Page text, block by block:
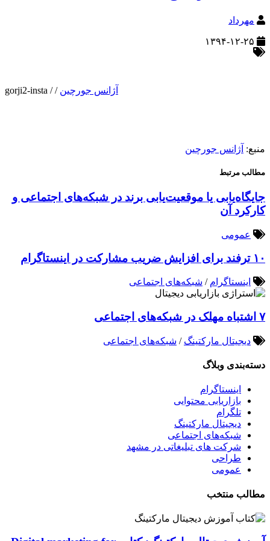
مهرداد
آژانس جورچین /
/
gorji2-insta
منبع: آژانس جورچین
مطالب مرتبط
جایگاه‌یابی یا موقعیت‌یابی برند در شبکه‌های اجتماعی و
کارکرد آن
عمومی
۱۰ ترفند برای افزایش ضریب مشارکت در اینستاگرام
اینستاگرام / شبکه‌های اجتماعی
۷ اشتباه مهلک در شبکه‌های اجتماعی
دیجیتال مارکتینگ / شبکه‌های اجتماعی
دسته‌بندی وبلاگ
اینستاگرام
بازاریابی محتوایی
تلگرام
دیجیتال مارکتینگ
شبکه‌های اجتماعی
شرکت های تبلیغاتی در مشهد
طراحی
عمومی
مطالب منتخب